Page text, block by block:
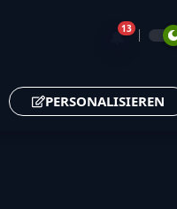
🔔13
PERSONALISIEREN